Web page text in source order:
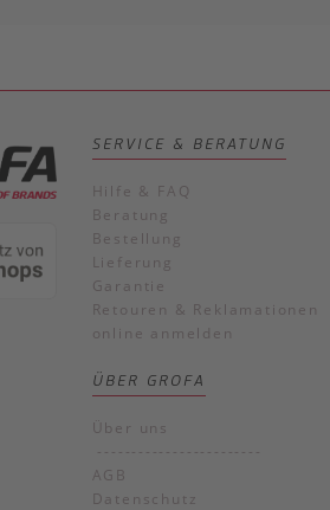
SERVICE & BERATUNG
Hilfe & FAQ
Beratung
Bestellung
Lieferung
Garantie
Retouren & Reklamationen
online anmelden
ÜBER GROFA
Über uns
------------------------
AGB
Datenschutz